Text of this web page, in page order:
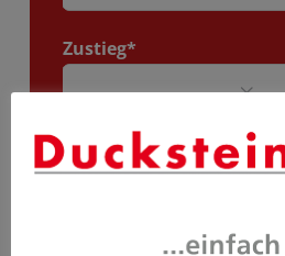
Zustieg*

Bitte beweise, dass du
und wähle das